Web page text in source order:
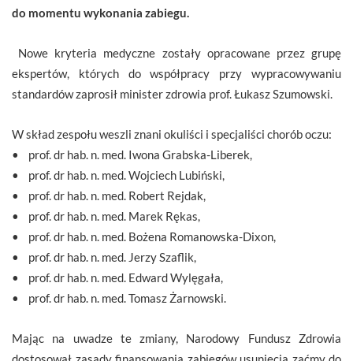
do momentu wykonania zabiegu.
Nowe kryteria medyczne zostały opracowane przez grupę
ekspertów, których do współpracy przy wypracowywaniu
standardów zaprosił minister zdrowia prof. Łukasz Szumowski.
W skład zespołu weszli znani okuliści i specjaliści chorób oczu:
• prof. dr hab. n. med. Iwona Grabska-Liberek,
• prof. dr hab. n. med. Wojciech Lubiński,
• prof. dr hab. n. med. Robert Rejdak,
• prof. dr hab. n. med. Marek Rękas,
• prof. dr hab. n. med. Bożena Romanowska-Dixon,
• prof. dr hab. n. med. Jerzy Szaflik,
• prof. dr hab. n. med. Edward Wylęgała,
• prof. dr hab. n. med. Tomasz Żarnowski.
Mając na uwadze te zmiany, Narodowy Fundusz Zdrowia